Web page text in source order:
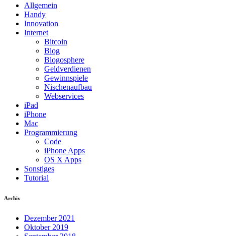
Allgemein
Handy
Innovation
Internet
Bitcoin
Blog
Blogosphere
Geldverdienen
Gewinnspiele
Nischenaufbau
Webservices
iPad
iPhone
Mac
Programmierung
Code
iPhone Apps
OS X Apps
Sonstiges
Tutorial
Archiv
Dezember 2021
Oktober 2019